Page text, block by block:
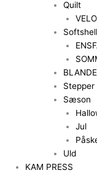
Quilt
Softshell
Stepper
Sæson
Jul
Uld
KAM PRESS